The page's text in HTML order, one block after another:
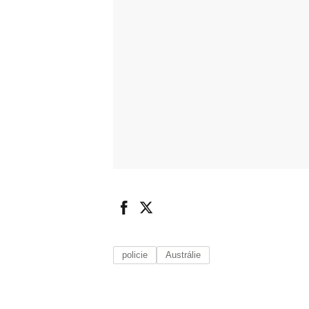
policie Austrálie